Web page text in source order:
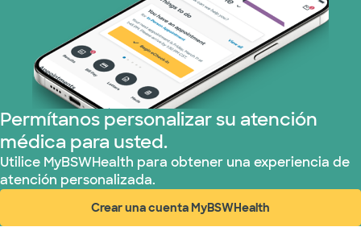
Permítanos personalizar su atención
médica para usted.
Utilice MyBSWHealth para obtener una experiencia de
atención personalizada.
Crear una cuenta MyBSWHealth
(abre en ventana nueva)